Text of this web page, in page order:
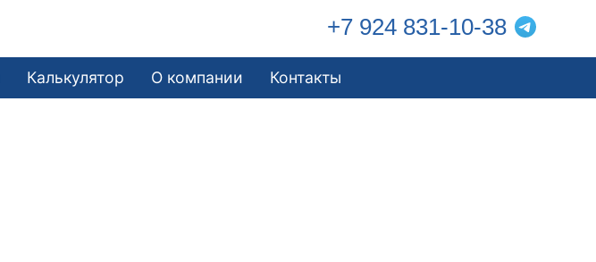
+7 924 831-10-38
Калькулятор О компании Контакты